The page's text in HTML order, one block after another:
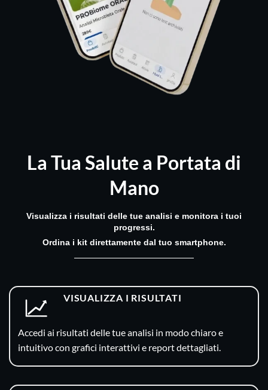
La Tua Salute a Portata di
Mano
Visualizza i risultati delle tue analisi e monitora i tuoi
progressi.
Ordina i kit direttamente dal tuo smartphone.
VISUALIZZA I RISULTATI
Accedi ai risultati delle tue analisi in modo chiaro e
intuitivo con grafici interattivi e report dettagliati.